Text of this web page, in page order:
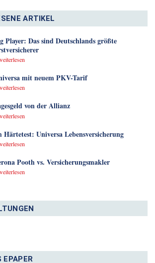
ARTIKEL
Player: Das sind Deutschlands größte
mit neuem PKV-Tarif
von der Allianz
Härtetest: Universa Lebensversicherung
Pooth vs. Versicherungsmakler
EPAPER